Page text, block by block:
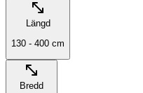
Längd
130 - 400 cm
Bredd